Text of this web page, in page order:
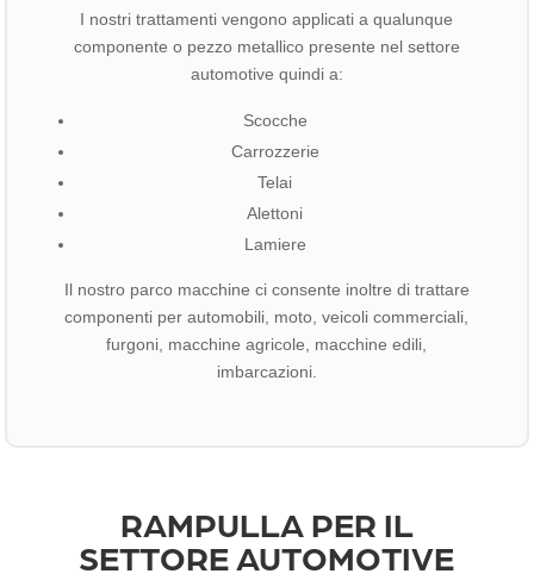
I nostri trattamenti vengono applicati a qualunque
componente o pezzo metallico presente nel settore
automotive quindi a:
Scocche
Carrozzerie
Telai
Alettoni
Lamiere
Il nostro parco macchine ci consente inoltre di trattare
componenti per automobili, moto, veicoli commerciali,
furgoni, macchine agricole, macchine edili,
imbarcazioni.
RAMPULLA PER IL
SETTORE AUTOMOTIVE